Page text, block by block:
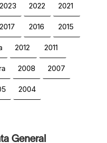
2023 2022 2021
2017 2016 2015
2012 2011
2008 2007
2004
General